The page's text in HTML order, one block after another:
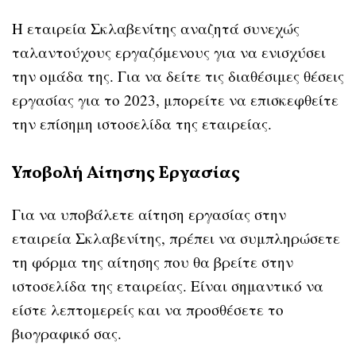
Η εταιρεία Σκλαβενίτης αναζητά συνεχώς
ταλαντούχους εργαζόμενους για να ενισχύσει
την ομάδα της. Για να δείτε τις διαθέσιμες θέσεις
εργασίας για το 2023, μπορείτε να επισκεφθείτε
την επίσημη ιστοσελίδα της εταιρείας.
Υποβολή Αίτησης Εργασίας
Για να υποβάλετε αίτηση εργασίας στην
εταιρεία Σκλαβενίτης, πρέπει να συμπληρώσετε
τη φόρμα της αίτησης που θα βρείτε στην
ιστοσελίδα της εταιρείας. Είναι σημαντικό να
είστε λεπτομερείς και να προσθέσετε το
βιογραφικό σας.